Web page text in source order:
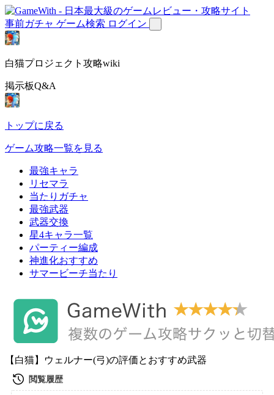
事前ガチャ ゲーム検索 ログイン
白猫プロジェクト攻略wiki
掲示板Q&A
トップに戻る
ゲーム攻略一覧を見る
最強キャラ
リセマラ
当たりガチャ
最強武器
武器交換
星4キャラ一覧
パーティー編成
神進化おすすめ
サマービーチ当たり
【白猫】ウェルナー(弓)の評価とおすすめ武器